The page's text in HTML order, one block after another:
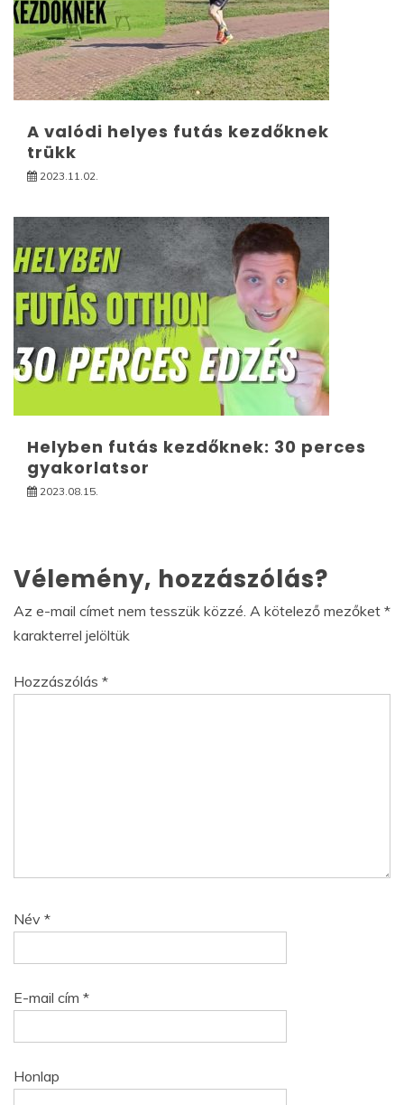
A valódi helyes futás kezdőknek
trükk
2023.11.02.
Helyben futás kezdőknek: 30 perces
gyakorlatsor
2023.08.15.
Vélemény, hozzászólás?
Az e-mail címet nem tesszük közzé. A kötelező mezőket *
karakterrel jelöltük
Hozzászólás *
Név *
E-mail cím *
Honlap